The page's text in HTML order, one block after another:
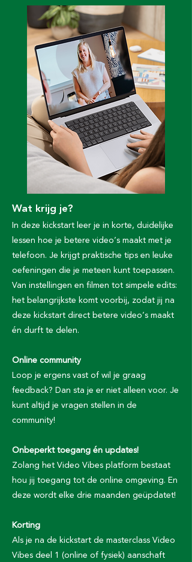
Wat krijg je?​
In deze kickstart leer je in korte, duidelijke
lessen hoe je betere video’s maakt met je
telefoon. Je krijgt praktische tips en leuke
oefeningen die je meteen kunt toepassen.
Van instellingen en filmen tot simpele edits:
het belangrijkste komt voorbij, zodat jij na
deze kickstart direct betere video’s maakt
én durft te delen.
Online community
Loop je ergens vast of wil je graag
feedback? Dan sta je er niet alleen voor. Je
kunt altijd je vragen stellen in de
community!
Onbeperkt toegang én updates!
Zolang het Video Vibes platform bestaat
hou jij toegang tot de online omgeving. En
deze wordt elke drie maanden geüpdatet!
Korting
Als je na de kickstart de masterclass Video
Vibes deel 1 (online of fysiek) aanschaft